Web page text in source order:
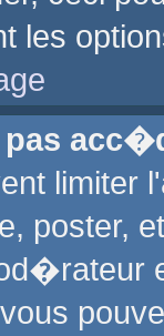
les
pas
poster,